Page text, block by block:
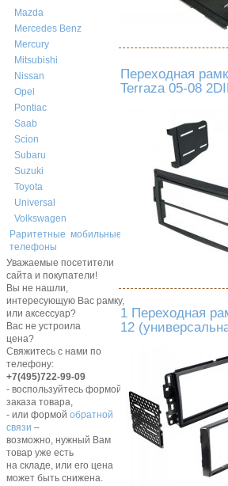
Mazda
Mercedes Benz
Mercury
Mitsubishi
Nissan
Opel
Pontiac
Saab
Scion
Subaru
Suzuki
Toyota
Universal
Volkswagen
Раритетные мобильные
телефоны
Уважаемые посетители
сайта и покупатели!
Вы не нашли,
интересующую Вас рамку,
или аксессуар?
Вас не устроила
цена?
Свяжитесь с нами по
телефону:
+7(495)722-99-09
- воспользуйтесь формой
заказа товара,
- или формой обратной
связи –
возможно, нужный Вам
товар уже есть
на складе, или его цена
может быть снижена.
Переходная
Terraza 05-08
1 Переходная
12